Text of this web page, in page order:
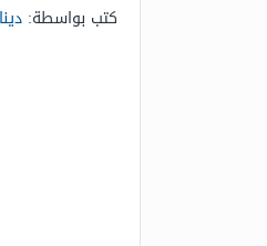
كتب بواسطة: